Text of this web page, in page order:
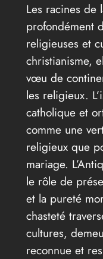
Les racines de
profondément
religieuses et
christianisme,
vœu de
les religieux.
catholique et
comme une
religieux que
mariage.
le rôle de
et la pureté
chasteté
cultures,
reconnue et